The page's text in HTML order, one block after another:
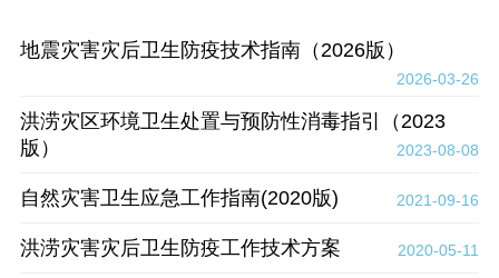
地震灾害灾后卫生防疫技术指南（2026版）
2026-03-26
洪涝灾区环境卫生处置与预防性消毒指引（2023
版）
2023-08-08
自然灾害卫生应急工作指南(2020版) 2021-09-16
洪涝灾害灾后卫生防疫工作技术方案 2020-05-11